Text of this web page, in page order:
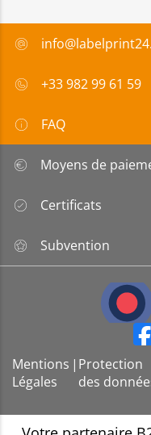
+33 982 99 61 59
FAQ
Moyens de
Certificats
Subvention
Mentions
Légales
| Protection
des